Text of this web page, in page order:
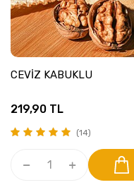
CEVİZ KABUKLU
219,90 TL
(14)